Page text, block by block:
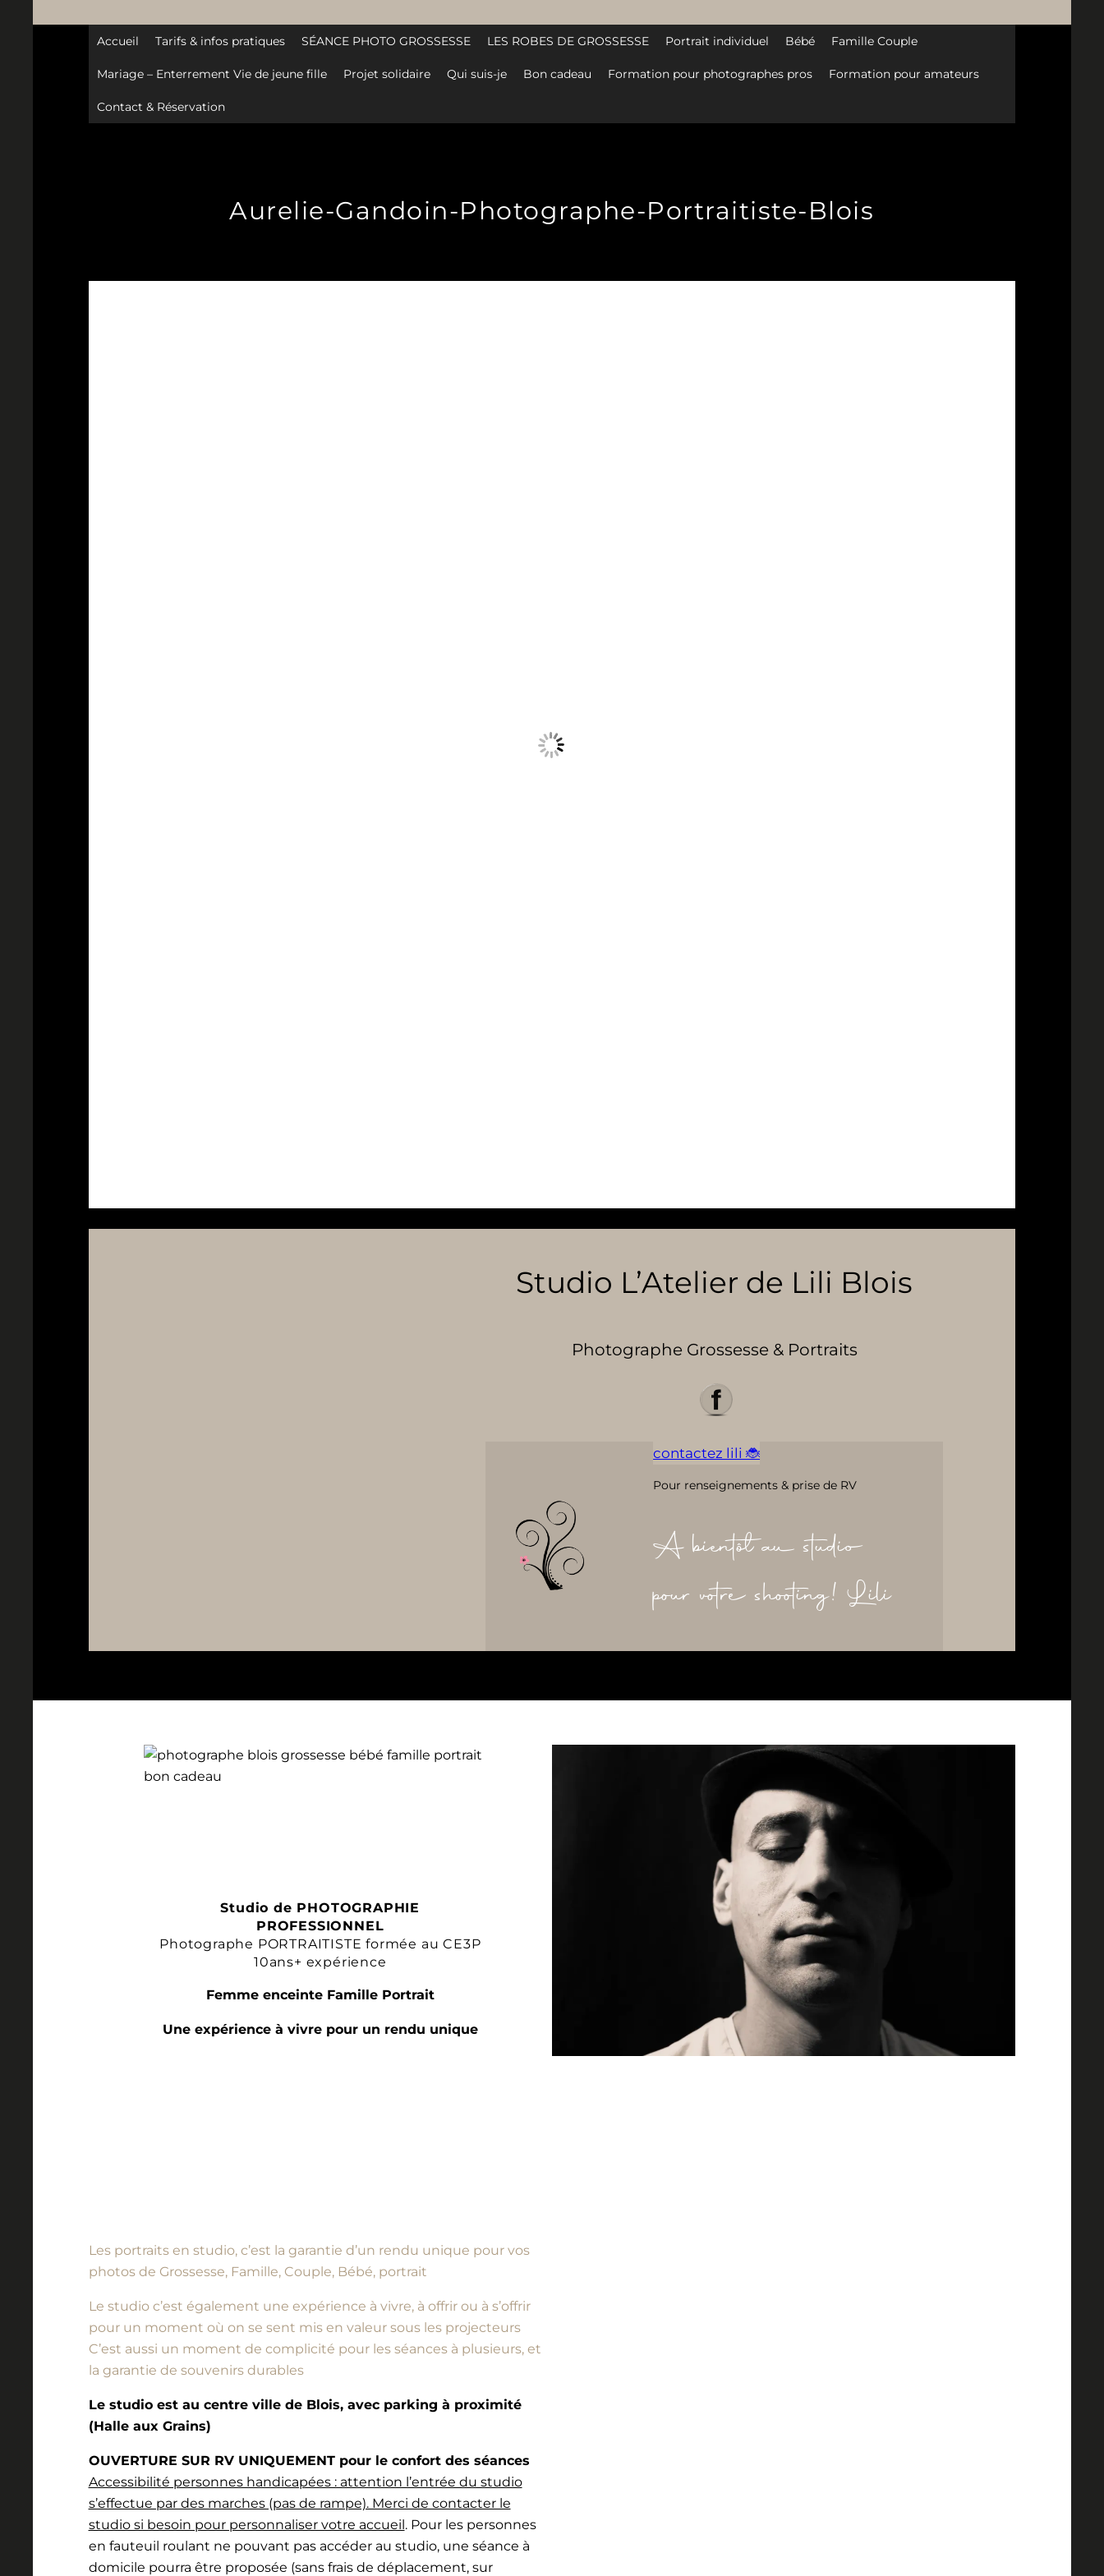
Accueil Tarifs & infos pratiques SÉANCE PHOTO GROSSESSE LES ROBES DE GROSSESSE Portrait individuel Bébé Famille Couple
Mariage – Enterrement Vie de jeune fille Projet solidaire Qui suis-je Bon cadeau Formation pour photographes pros Formation pour amateurs
Contact & Réservation
Aurelie-Gandoin-Photographe-Portraitiste-Blois
Studio L’Atelier de Lili Blois
Photographe Grossesse & Portraits
contactez lili 🐞
Pour renseignements & prise de RV
A bientôt au studio
pour votre shooting! Lili
Studio de PHOTOGRAPHIE
PROFESSIONNEL
Photographe PORTRAITISTE formée au CE3P
10ans+ expérience
Femme enceinte Famille Portrait
Une expérience à vivre pour un rendu unique
Les portraits en studio, c’est la garantie d’un rendu unique pour vos
photos de Grossesse, Famille, Couple, Bébé, portrait
Le studio c’est également une expérience à vivre, à offrir ou à s’offrir
pour un moment où on se sent mis en valeur sous les projecteurs
C’est aussi un moment de complicité pour les séances à plusieurs, et
la garantie de souvenirs durables
Le studio est au centre ville de Blois, avec parking à proximité
(Halle aux Grains)
OUVERTURE SUR RV UNIQUEMENT pour le confort des séances
Accessibilité personnes handicapées : attention l’entrée du studio
s’effectue par des marches (pas de rampe). Merci de contacter le
studio si besoin pour personnaliser votre accueil. Pour les personnes
en fauteuil roulant ne pouvant pas accéder au studio, une séance à
domicile pourra être proposée (sans frais de déplacement, sur